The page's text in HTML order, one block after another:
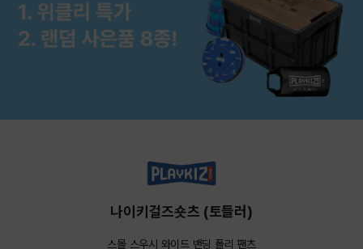
나이키걸즈숏츠 (토들러)
스몰 스우시 와이드 밴딩 폴리 팬츠